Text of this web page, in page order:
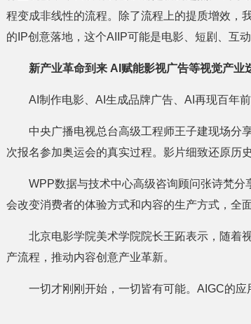
程变成非线性的流程。除了流程上的提质增效，
的IP创意落地，这个AIIP可能是电影、短剧、互
新产业革命到来 AI赋能影视广告等视觉产业
AI制作电影、AI生成品牌广告、AI再现百年
中央广播电视总台高级工程师王子建现场分
次报名参加奥运会的真实过程。影片细致还原历
WPP数据与技术中心高级咨询顾问张诗梵
会改变消费者的体验方式和内容的生产方式，全
北京电影学院美术学院院长王跖表示，随着
产流程，推动内容创意产业革新。
一切才刚刚开始，一切皆有可能。AIGC的应